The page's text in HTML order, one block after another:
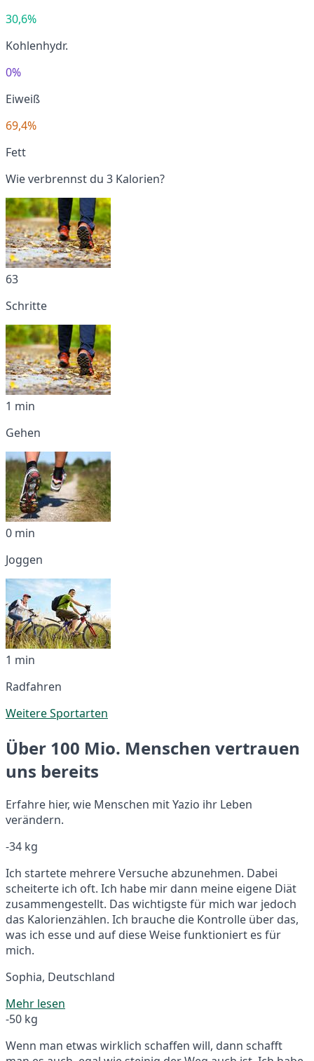
30,6%
Kohlenhydr.
0%
Eiweiß
69,4%
Fett
Wie verbrennst du 3 Kalorien?
63
Schritte
1 min
Gehen
0 min
Joggen
1 min
Radfahren
Weitere Sportarten
Über 100 Mio. Menschen vertrauen
uns bereits
Erfahre hier, wie Menschen mit Yazio ihr Leben
verändern.
-34 kg
Ich startete mehrere Versuche abzunehmen. Dabei
scheiterte ich oft. Ich habe mir dann meine eigene Diät
zusammengestellt. Das wichtigste für mich war jedoch
das Kalorienzählen. Ich brauche die Kontrolle über das,
was ich esse und auf diese Weise funktioniert es für
mich.
Sophia, Deutschland
Mehr lesen
-50 kg
Wenn man etwas wirklich schaffen will, dann schafft